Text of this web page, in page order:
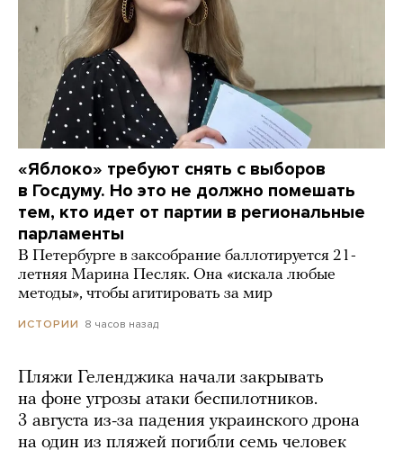
«Яблоко» требуют снять с выборов
в Госдуму. Но это не должно помешать
тем, кто идет от партии в региональные
парламенты
В Петербурге в заксобрание баллотируется 21-
летняя Марина Песляк. Она «искала любые
методы», чтобы агитировать за мир
ИСТОРИИ 8 часов назад
Пляжи Геленджика начали закрывать
на фоне угрозы атаки беспилотников.
3 августа из-за падения украинского дрона
на один из пляжей погибли семь человек